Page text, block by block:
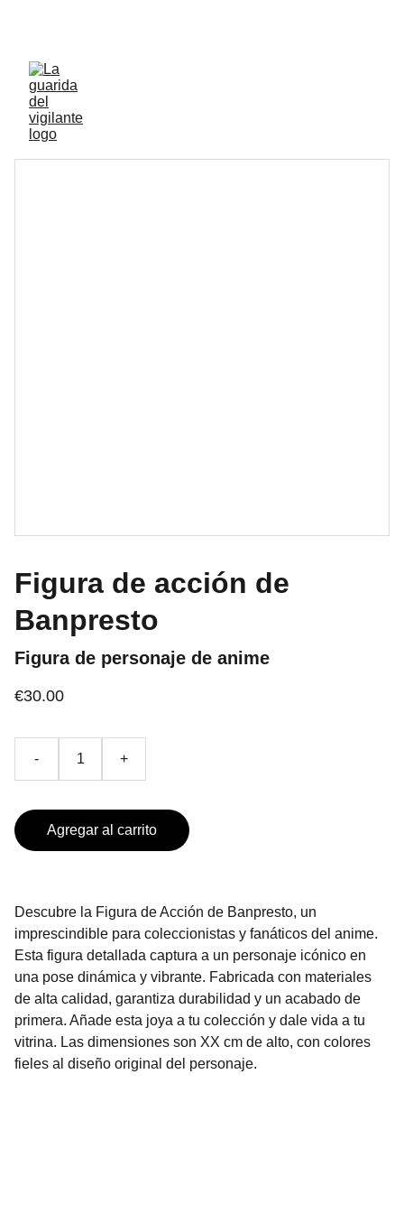
Figura de acción de
Banpresto
Figura de personaje de anime
€30.00
- +
Agregar al carrito
Descubre la Figura de Acción de Banpresto, un
imprescindible para coleccionistas y fanáticos del anime.
Esta figura detallada captura a un personaje icónico en
una pose dinámica y vibrante. Fabricada con materiales
de alta calidad, garantiza durabilidad y un acabado de
primera. Añade esta joya a tu colección y dale vida a tu
vitrina. Las dimensiones son XX cm de alto, con colores
fieles al diseño original del personaje.